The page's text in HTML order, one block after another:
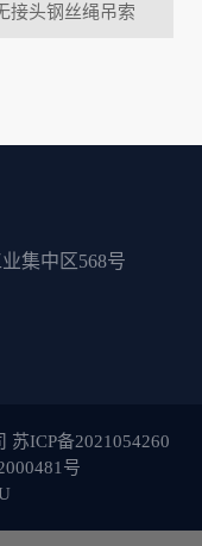
接头钢丝绳吊索
集中区568号
苏ICP备2021054260
号